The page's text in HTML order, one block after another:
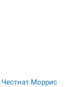
Честнат Моррис